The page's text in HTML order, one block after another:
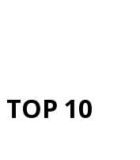
TOP 10